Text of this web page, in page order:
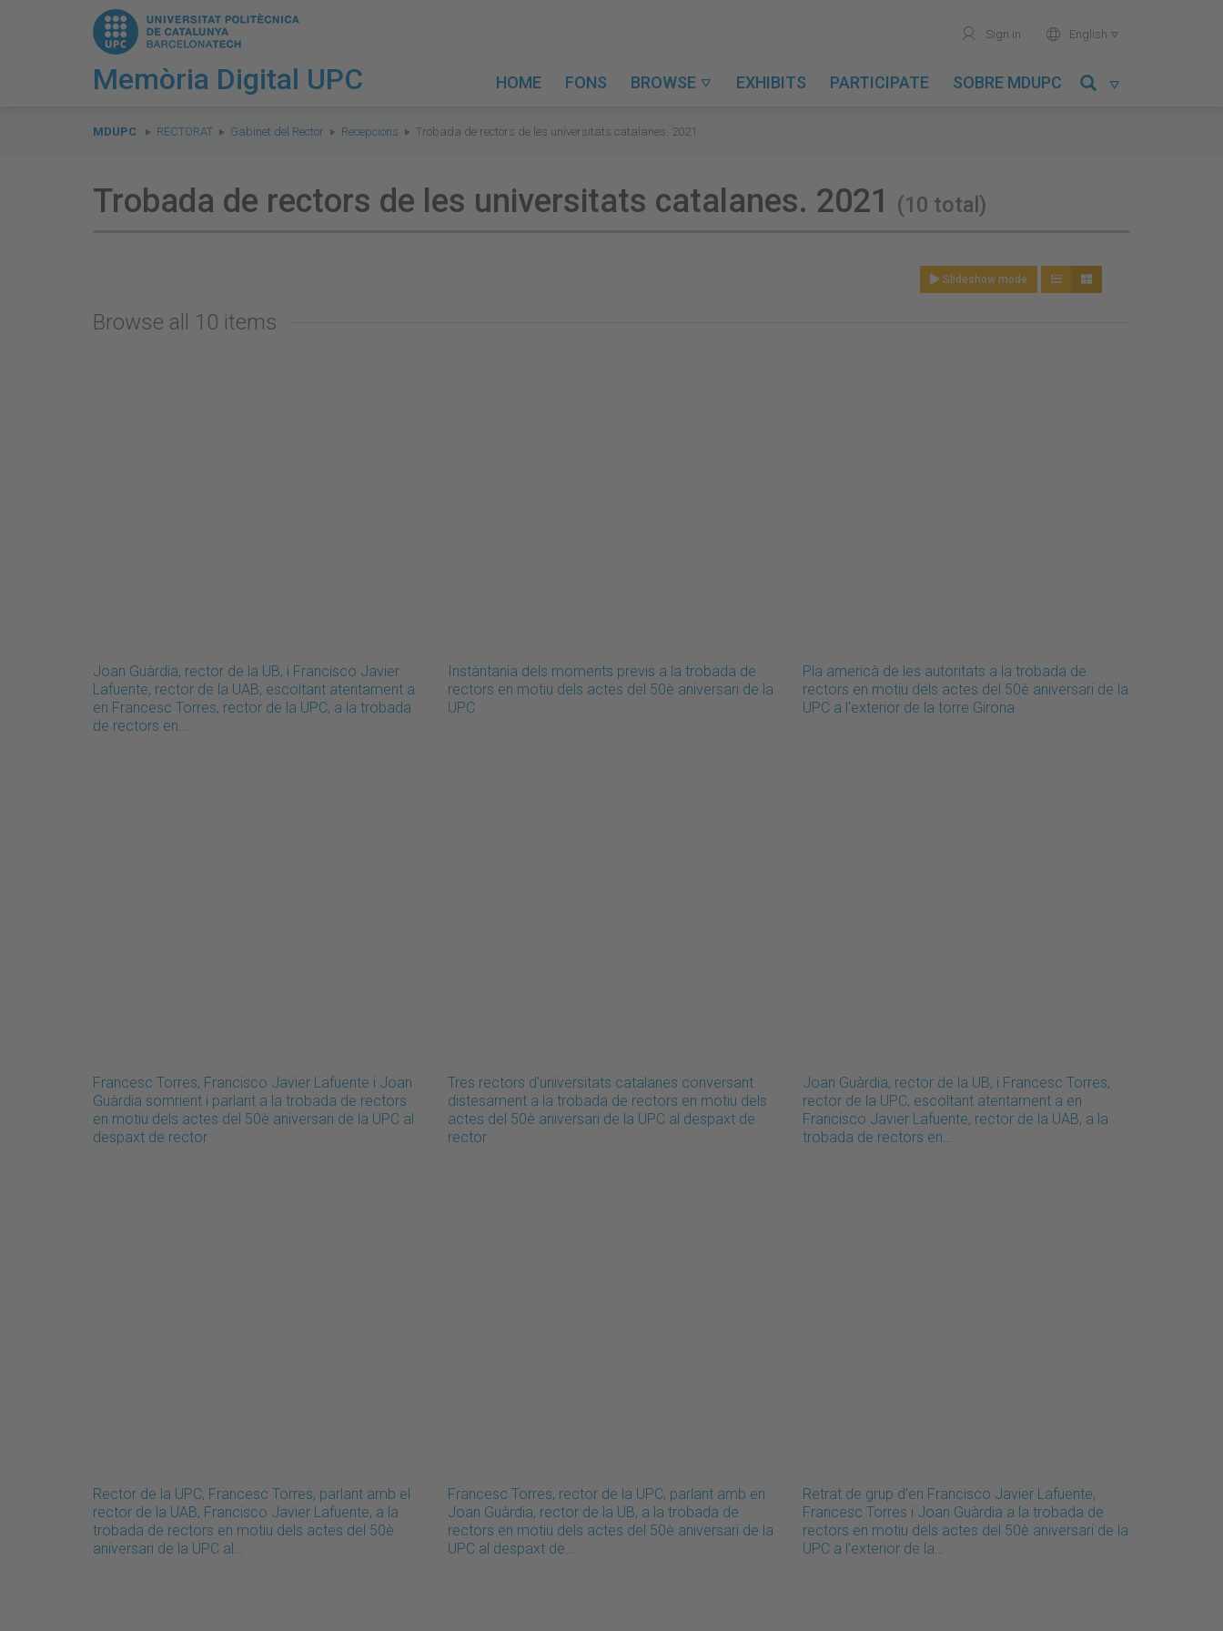
Memòria Digital UPC
user Sign in world English 
HOME FONS BROWSE  EXHIBITS PARTICIPATE SOBRE MDUPC 
are
MDUPC RECTORAT Gabinet del Rector Recepcions Trobada de rectors de les universitats catalanes. 2021
Trobada de rectors de les universitats catalanes. 2021 (10 total)
Slideshow mode
Browse all 10 items
Joan Guàrdia, rector de la UB, i Francisco Javier
Lafuente, rector de la UAB, escoltant atentament a
en Francesc Torres, rector de la UPC, a la trobada
de rectors en…
Instàntania dels moments previs a la trobada de
rectors en motiu dels actes del 50è aniversari de la
UPC
Pla americà de les autoritats a la trobada de
rectors en motiu dels actes del 50è aniversari de la
UPC a l'exterior de la torre Girona
Francesc Torres, Francisco Javier Lafuente i Joan
Guàrdia somrient i parlant a la trobada de rectors
en motiu dels actes del 50è aniversari de la UPC al
despaxt de rector
Tres rectors d'universitats catalanes conversant
distesament a la trobada de rectors en motiu dels
actes del 50è aniversari de la UPC al despaxt de
rector
Joan Guàrdia, rector de la UB, i Francesc Torres,
rector de la UPC, escoltant atentament a en
Francisco Javier Lafuente, rector de la UAB, a la
trobada de rectors en…
Rector de la UPC, Francesc Torres, parlant amb el
rector de la UAB, Francisco Javier Lafuente, a la
trobada de rectors en motiu dels actes del 50è
aniversari de la UPC al…
Francesc Torres, rector de la UPC, parlant amb en
Joan Guàrdia, rector de la UB, a la trobada de
rectors en motiu dels actes del 50è aniversari de la
UPC al despaxt de…
Retrat de grup d'en Francisco Javier Lafuente,
Francesc Torres i Joan Guàrdia a la trobada de
rectors en motiu dels actes del 50è aniversari de la
UPC a l'exterior de la…